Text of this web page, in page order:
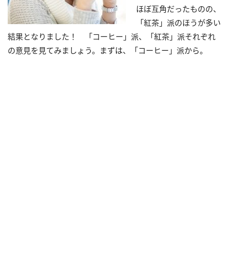
ほぼ互角だったものの、
「紅茶」派のほうが多い
結果となりました！ 「コーヒー」派、「紅茶」派それぞれ
の意見を見てみましょう。まずは、「コーヒー」派から。